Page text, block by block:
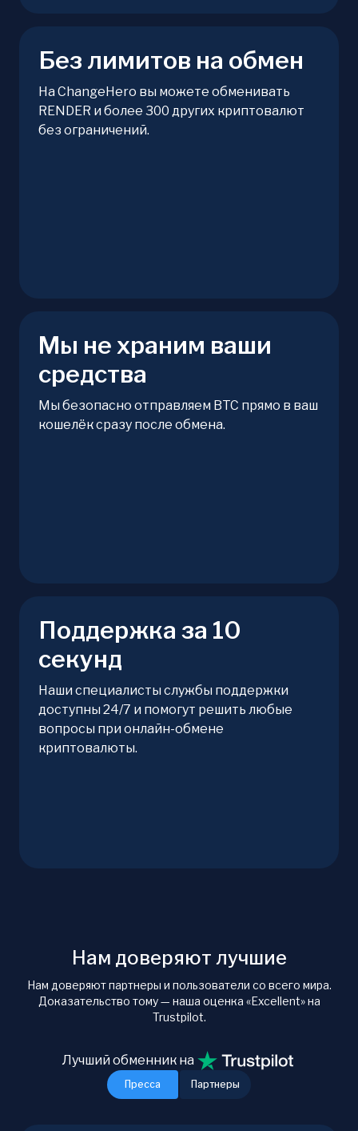
Без лимитов на обмен
На ChangeHero вы можете обменивать
RENDER и более 300 других криптовалют
без ограничений.
Мы не храним ваши
средства
Мы безопасно отправляем BTC прямо в ваш
кошелёк сразу после обмена.
Поддержка за 10
секунд
Наши специалисты службы поддержки
доступны 24/7 и помогут решить любые
вопросы при онлайн-обмене
криптовалюты.
Нам доверяют лучшие
Нам доверяют партнеры и пользователи со всего мира.
Доказательство тому — наша оценка «Excellent» на
Trustpilot.
Пресса Партнеры
Лучший обменник на